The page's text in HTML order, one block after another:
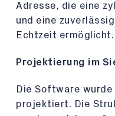
Adresse, die eine
und eine
Echtzeit ermöglicht.
Projektierung im
Die Software
projektiert. Die